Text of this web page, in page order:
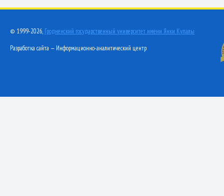
© 1999-2026, Гродненский государственный университет имени Янки Купалы
Разработка сайта — Информационно-аналитический центр